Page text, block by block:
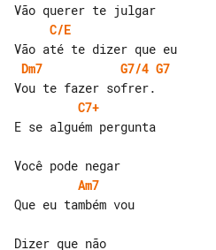
C/E
Dm7
G7/4 G7
C7+
E se alguém pergunta
Am7
Que eu também vou